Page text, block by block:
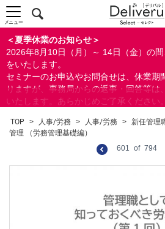
＜夏季休業のお知らせ＞
2026年8月10日（月）～ 14日（金）の
をいたします。
セミナーのお申込やお問合せは、休業期
りますが、事務局からの返事・回答等は
いたします。あらかじめご了承ください。
ができます。
メニュー
TOP > 人事/労務 > 人事/労務 > 新任管理
管理 （労務管理基礎編）
601 of 794